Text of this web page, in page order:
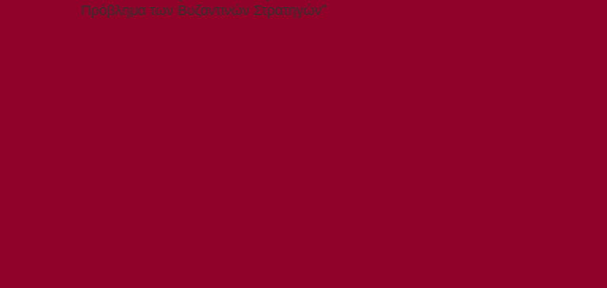
Πρόβλημα των Βυζαντινών Στρατηγών”